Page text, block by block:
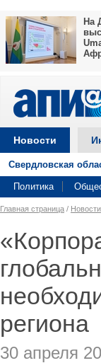
На
Новости
Свердловская
Политика
Главная страница / Новости
региона
30 апреля